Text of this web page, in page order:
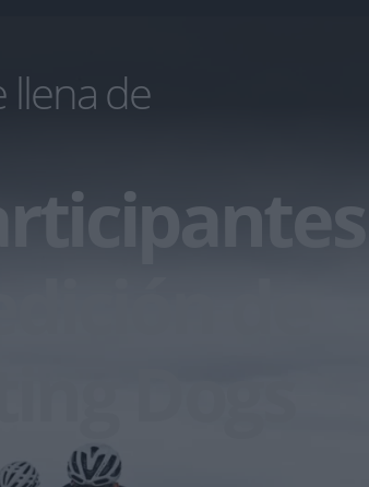
llena de
de
Dogs